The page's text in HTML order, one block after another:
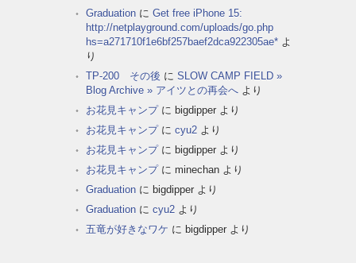
Graduation に Get free iPhone 15:
http://netplayground.com/uploads/go.php
hs=a271710f1e6bf257baef2dca922305ae* よ
り
TP-200 その後 に SLOW CAMP FIELD »
Blog Archive » アイツとの再会へ より
お花見キャンプに bigdipper より
お花見キャンプに cyu2 より
お花見キャンプに bigdipper より
お花見キャンプに minechan より
Graduation に bigdipper より
Graduation に cyu2 より
五竜が好きなワケ に bigdipper より